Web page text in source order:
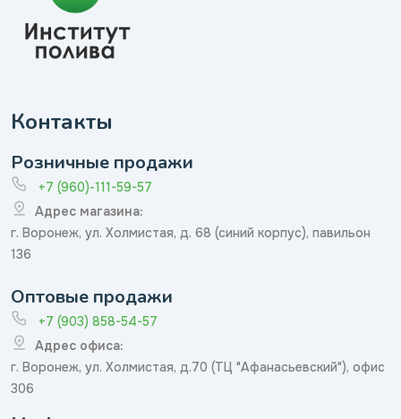
Контакты
Розничные продажи
+7 (960)-111-59-57
Адрес магазина:
г. Воронеж, ул. Холмистая, д. 68 (синий корпус), павильон
136
Оптовые продажи
+7 (903) 858-54-57
Адрес офиса:
г. Воронеж, ул. Холмистая, д.70 (ТЦ "Афанасьевский"), офис
306